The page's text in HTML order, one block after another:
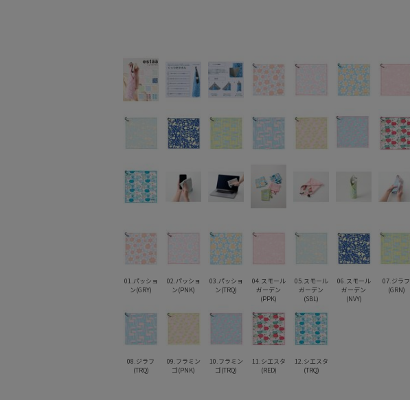
01.パッショ
ン(GRY)
02.パッショ
ン(PNK)
03.パッショ
ン(TRQ)
04.スモール
ガーデン
(PPK)
05.スモール
ガーデン
(SBL)
06.スモール
ガーデン
(NVY)
07.ジラフ
(GRN)
08.ジラフ
(TRQ)
09.フラミン
ゴ(PNK)
10.フラミン
ゴ(TRQ)
11.シエスタ
(RED)
12.シエスタ
(TRQ)